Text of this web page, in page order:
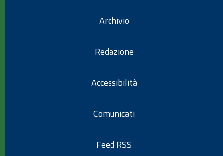
Archivio
Redazione
Accessibilità
Comunicati
Feed RSS